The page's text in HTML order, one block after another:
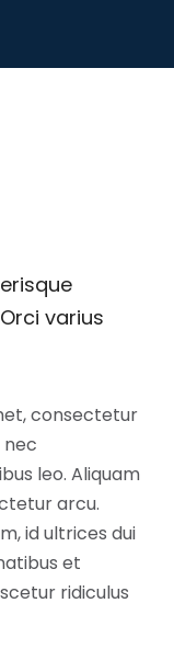
varius
consectetur
nec
leo. Aliquam
arcu.
id ultrices dui
et
ridiculus